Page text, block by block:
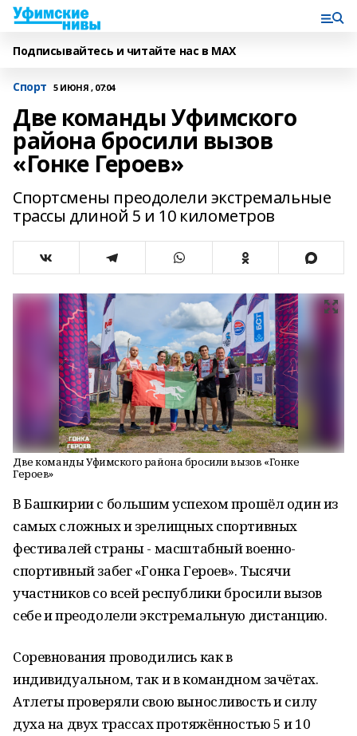
Подписывайтесь и читайте нас в MAX
Спорт 5 ИЮНЯ , 07:04
Две команды Уфимского
района бросили вызов
«Гонке Героев»
Спортсмены преодолели экстремальные
трассы длиной 5 и 10 километров
Две команды Уфимского района бросили вызов «Гонке
Героев»
В Башкирии с большим успехом прошёл один из
самых сложных и зрелищных спортивных
фестивалей страны - масштабный военно-
спортивный забег «Гонка Героев». Тысячи
участников со всей республики бросили вызов
себе и преодолели экстремальную дистанцию.
Соревнования проводились как в
индивидуальном, так и в командном зачётах.
Атлеты проверяли свою выносливость и силу
духа на двух трассах протяжённостью 5 и 10